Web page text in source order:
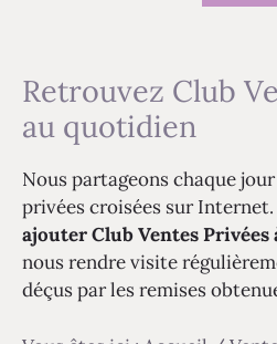
Retrouvez Club
au quotidien
Nous partageons chaque
privées croisées sur
ajouter Club Ventes Privées
nous rendre visite
déçus par les remises